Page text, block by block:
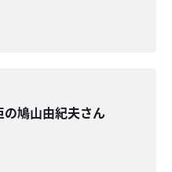
の鳩山由紀夫さん